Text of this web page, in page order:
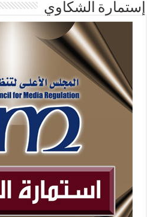
إستمارة الشكاوي